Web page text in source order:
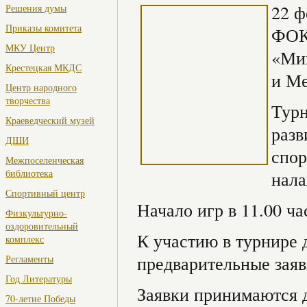
Решения думы
Приказы комитета
МКУ Центр
Крестецкая МКДС
Центр народного
творчества
Краеведческий музей
ДШИ
Межпоселенческая
библиотека
Спортивный центр
Физкультурно-
оздоровительный
комплекс
Регламенты
Год Литературы
70-летие Победы
22
и
Начало игр в 11.00
К участию в турнире
предварительные
Заявки принимаются